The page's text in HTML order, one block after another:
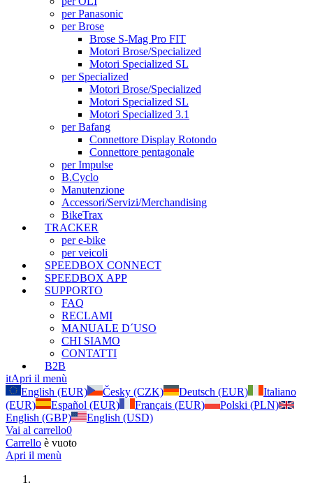
per Panasonic
per Brose
Brose S-Mag Pro FIT
Motori Brose/Specialized
Motori Specialized SL
per Specialized
Motori Brose/Specialized
Motori Specialized SL
Motori Specialized 3.1
per Bafang
Connettore Display Rotondo
Connettore pentagonale
per Impulse
B.Cyclo
Manutenzione
Accessori/Servizi/Merchandising
BikeTrax
TRACKER
per e-bike
per veicoli
SPEEDBOX CONNECT
SPEEDBOX APP
SUPPORTO
FAQ
RECLAMI
MANUALE D´USO
CHI SIAMO
CONTATTI
B2B
itApri il menù
English (EUR)
Česky (CZK) Deutsch (EUR)
Italiano
(EUR)
Español (EUR) Français (EUR)
Polski (PLN)
English (GBP)
English (USD)
Vai al carrello0
Carrello è vuoto
Apri il menù